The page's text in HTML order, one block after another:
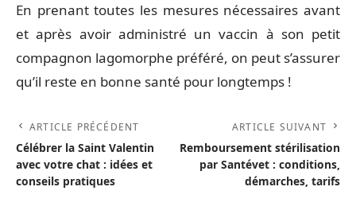
En prenant toutes les mesures nécessaires avant
et après avoir administré un vaccin à son petit
compagnon lagomorphe préféré, on peut s’assurer
qu’il reste en bonne santé pour longtemps !
ARTICLE PRÉCÉDENT
Célébrer la Saint Valentin
avec votre chat : idées et
conseils pratiques
ARTICLE SUIVANT
Remboursement stérilisation
par Santévet : conditions,
démarches, tarifs